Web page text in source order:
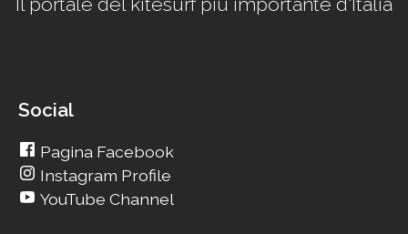
Social
Pagina Facebook
Instagram Profile
YouTube Channel